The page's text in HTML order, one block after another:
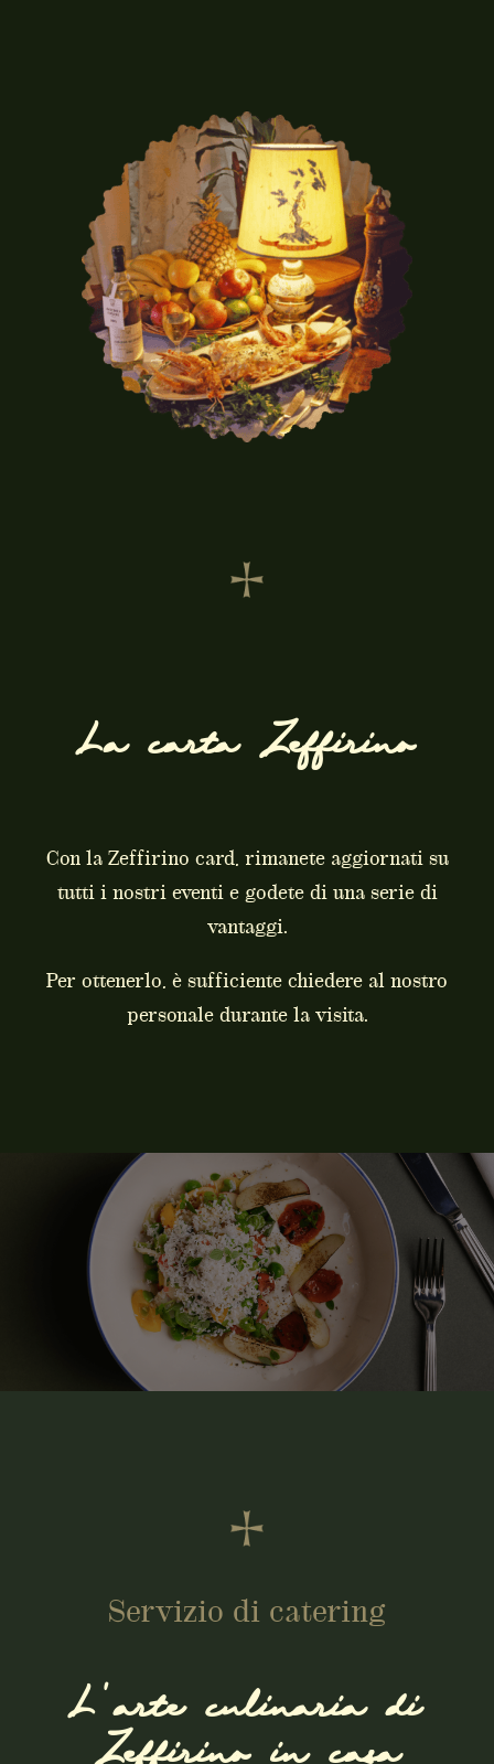
La carta Zeffirino
Con la Zeffirino card, rimanete aggiornati su
tutti i nostri eventi e godete di una serie di
vantaggi.
Per ottenerlo, è sufficiente chiedere al nostro
personale durante la visita.
Servizio di catering
L'arte culinaria di
Zeffirino in casa